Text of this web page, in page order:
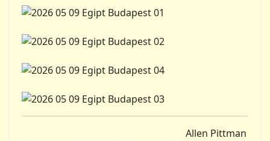
Allen Pittman